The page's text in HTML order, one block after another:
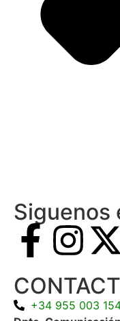
Siguenos
+34 955 003